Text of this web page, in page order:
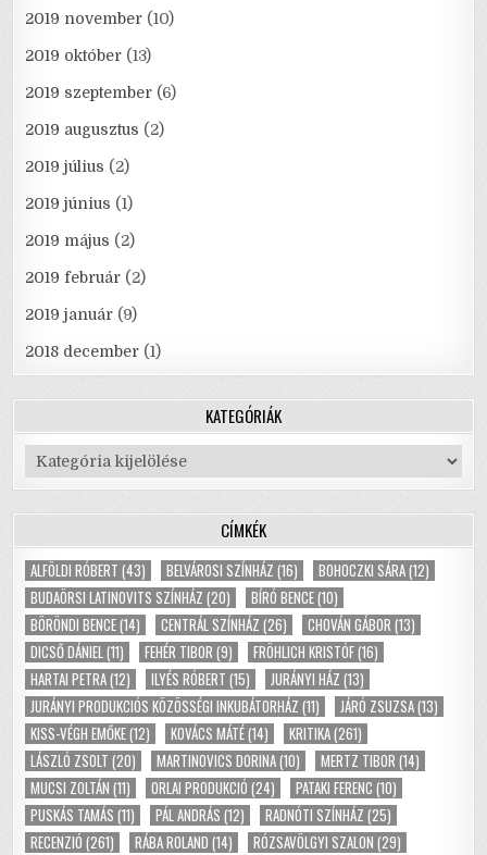
2019 november (10)
2019 október (13)
2019 szeptember (6)
2019 augusztus (2)
2019 július (2)
2019 június (1)
2019 május (2)
2019 február (2)
2019 január (9)
2018 december (1)
KATEGÓRIÁK
Kategóriák
CÍMKÉK
ALFÖLDI RÓBERT (43) BELVÁROSI SZÍNHÁZ (16) BOHOCZKI SÁRA(12)
BUDAÖRSI LATINOVITS SZÍNHÁZ (20) BÍRÓ BENCE(10)
BÖRÖNDI BENCE(14) CENTRÁL SZÍNHÁZ (26) CHOVÁN GÁBOR (13)
DICSŐ DÁNIEL(11) FEHÉR TIBOR (9) FRÖHLICH KRISTÓF(16)
HARTAI PETRA(12) ILYÉS RÓBERT (15) JURÁNYI HÁZ (13)
JURÁNYI PRODUKCIÓS KÖZÖSSÉGI INKUBÁTORHÁZ (11) JÁRÓ ZSUZSA(13)
KISS-VÉGH EMŐKE(12) KOVÁCS MÁTÉ(14) KRITIKA(261)
LÁSZLÓ ZSOLT (20) MARTINOVICS DORINA(10) MERTZ TIBOR (14)
MUCSI ZOLTÁN (11) ORLAI PRODUKCIÓ (24) PATAKI FERENC (10)
PUSKÁS TAMÁS (11) PÁL ANDRÁS (12) RADNÓTI SZÍNHÁZ (25)
RECENZIÓ (261) RÁBA ROLAND (14) RÓZSAVÖLGYI SZALON (29)